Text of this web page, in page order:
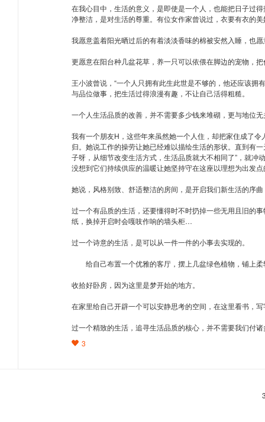
在我心目中，生活的意义，是即使是一个人，也能把日子过
净整洁，是对生活的尊重。有位女作家曾说过，衣要有衣的
我愿意盖着阳光晒过后的有着淡淡香味的棉被安然入睡，也
更愿意在阳台种几盆花草，养一只可以依偎在脚边的宠物，
王小波曾说，“一个人只拥有此生此世是不够的，他还应该
与品位做事，把生活过得浪漫有趣，不让自己活得粗糙。
一个人生活品质的改善，并不需要多少钱来堆砌，更与地位
我有一个朋友H，这些年来虽然她一个人住，却把家住成了
归。她说工作的操劳让她已经难以描绘生活的形状。直到有
子呀，从细节改变生活方式，生活品质就大不相同了”，就
没想到它们持续供应的温暖让她坚持守在这座以理想为出发
她说，风格别致、舒适整洁的房间，是开启我们新生活的序
过一个有品质的生活，还要懂得时不时扔掉一些无用且旧的
纸，换掉开启时会嘎吱作响的墙头柜…
过一个诗意的生活，是可以从一件一件的小事去实现的。
给自己布置一个优雅的客厅，摆上几盆绿色植物，铺上
收拾好卧房，因为这里是梦开始的地方。
在家里给自己开辟一个可以安静思考的空间，在这里看书，
过一个精致的生活，追寻生活品质的核心，并不需要我们付
3